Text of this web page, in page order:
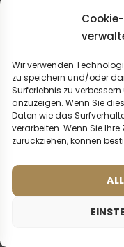
Wir verwenden
zu speichern und/oder
Surferlebnis zu
anzuzeigen. Wenn Sie
Daten wie das
verarbeiten. Wenn Sie
zurückziehen, können
Frauenparfum – 515
(3)
Was sagen unsere